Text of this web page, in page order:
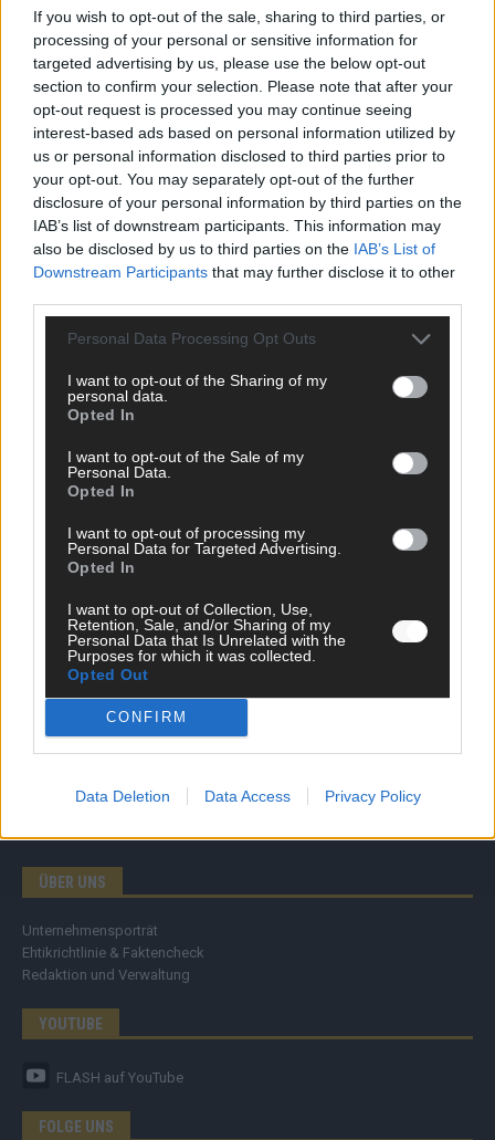
If you wish to opt-out of the sale, sharing to third parties, or
processing of your personal or sensitive information for
targeted advertising by us, please use the below opt-out
section to confirm your selection. Please note that after your
opt-out request is processed you may continue seeing
interest-based ads based on personal information utilized by
us or personal information disclosed to third parties prior to
your opt-out. You may separately opt-out of the further
disclosure of your personal information by third parties on the
IAB’s list of downstream participants. This information may
also be disclosed by us to third parties on the IAB’s List of
Downstream Participants that may further disclose it to other
Personal Data Processing Opt Outs
I want to opt-out of the Sharing of my
personal data.
Opted In
I want to opt-out of the Sale of my
Personal Data.
Opted In
I want to opt-out of processing my
Personal Data for Targeted Advertising.
Opted In
I want to opt-out of Collection, Use,
Retention, Sale, and/or Sharing of my
Personal Data that Is Unrelated with the
Purposes for which it was collected.
Opted Out
CONFIRM
Data Deletion Data Access Privacy Policy
ANZEIGE
SCHNELL ZUM RESSORT
Nachrichten
Ratgeber
Wissen
Kommentar
Streams & Storys
Eurovision
FLASH – DAS VIDEOPORTAL
ÜBER UNS
Unternehmensporträt
Ehtikrichtlinie & Faktencheck
Redaktion und Verwaltung
YOUTUBE
FLASH auf YouTube
FOLGE UNS